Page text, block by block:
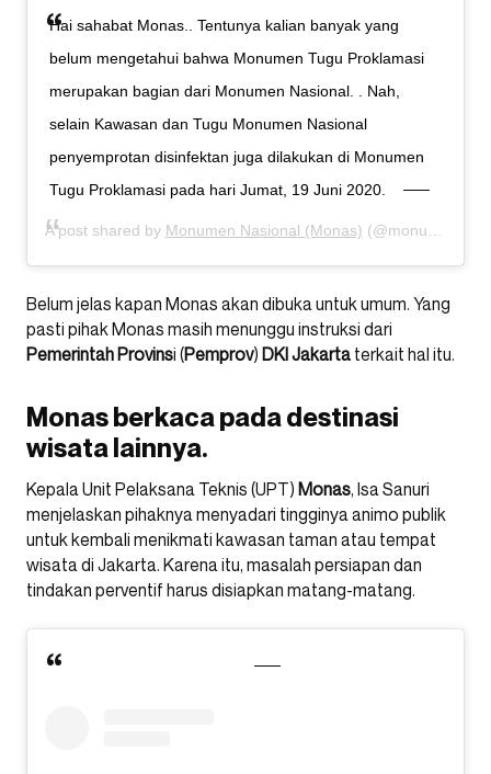
Hai sahabat Monas.. Tentunya kalian banyak yang
belum mengetahui bahwa Monumen Tugu Proklamasi
merupakan bagian dari Monumen Nasional. . Nah,
selain Kawasan dan Tugu Monumen Nasional
penyemprotan disinfektan juga dilakukan di Monumen
Tugu Proklamasi pada hari Jumat, 19 Juni 2020.
A post shared by Monumen Nasional (Monas) (@monumen.nasional) on
Belum jelas kapan Monas akan dibuka untuk umum. Yang
pasti pihak Monas masih menunggu instruksi dari
Pemerintah Provinsi (Pemprov) DKI Jakarta terkait hal itu.
Monas berkaca pada destinasi
wisata lainnya.
Kepala Unit Pelaksana Teknis (UPT) Monas, Isa Sanuri
menjelaskan pihaknya menyadari tingginya animo publik
untuk kembali menikmati kawasan taman atau tempat
wisata di Jakarta. Karena itu, masalah persiapan dan
tindakan perventif harus disiapkan matang-matang.